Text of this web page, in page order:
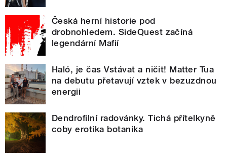
Česká herní historie pod
drobnohledem. SideQuest začíná
legendární Mafií
Haló, je čas Vstávat a ničit! Matter Tua
na debutu přetavují vztek v bezuzdnou
energii
Dendrofilní radovánky. Tichá přítelkyně
coby erotika botanika